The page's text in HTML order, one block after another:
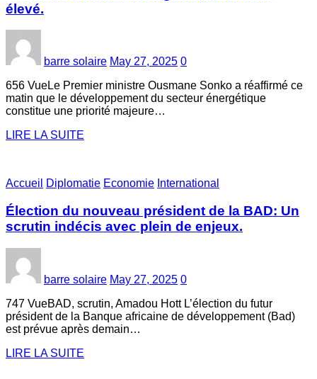
élevé.
barre solaire May 27, 2025 0
656 VueLe Premier ministre Ousmane Sonko a réaffirmé ce
matin que le développement du secteur énergétique
constitue une priorité majeure…
LIRE LA SUITE
Accueil Diplomatie Economie International
Élection du nouveau président de la BAD: Un
scrutin indécis avec plein de enjeux.
barre solaire May 27, 2025 0
747 VueBAD, scrutin, Amadou Hott L’élection du futur
président de la Banque africaine de développement (Bad)
est prévue après demain…
LIRE LA SUITE